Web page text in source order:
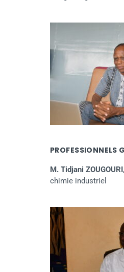
PROFESSIONNELS
M. Tidjani ZOUGOURI,
chimie industriel